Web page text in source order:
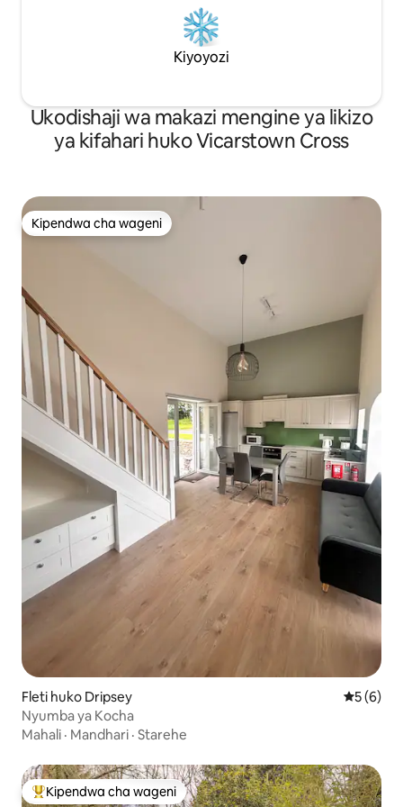
Kiyoyozi
Ukodishaji wa makazi mengine ya likizo
ya kifahari huko Vicarstown Cross
Kipendwa cha wageni
Kipendwa cha wageni
Fleti huko Dripsey
5 (6)
Nyumba ya Kocha
Mahali · Mandhari · Starehe
Kipendwa maarufu cha wageni
Kipendwa cha wageni